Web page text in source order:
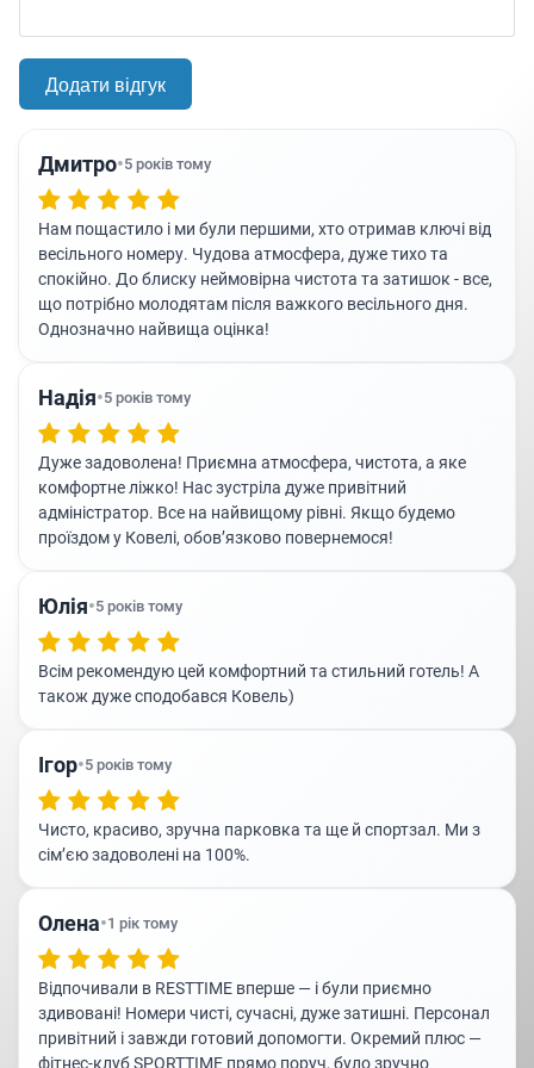
проживання та додаткові можливості для
активного способу життя, що робить його
зручним вибором для подорожуючих та гостей
Дмитро•5 років тому
Нам пощастило і ми були першими, хто отримав ключі від
весільного номеру. Чудова атмосфера, дуже тихо та
спокійно. До блиску неймовірна чистота та затишок - все,
що потрібно молодятам після важкого весільного дня.
Однозначно найвища оцінка!
Надія•5 років тому
Дуже задоволена! Приємна атмосфера, чистота, а яке
комфортне ліжко! Нас зустріла дуже привітний
адміністратор. Все на найвищому рівні. Якщо будемо
проїздом у Ковелі, обов’язково повернемося!
Юлія•5 років тому
Всім рекомендую цей комфортний та стильний готель! А
також дуже сподобався Ковель)
Ігор•5 років тому
Чисто, красиво, зручна парковка та ще й спортзал. Ми з
сім’єю задоволені на 100%.
Олена•1 рік тому
Відпочивали в RESTTIME вперше — і були приємно
здивовані! Номери чисті, сучасні, дуже затишні. Персонал
привітний і завжди готовий допомогти. Окремий плюс —
фітнес-клуб SPORTTIME прямо поруч, було зручно